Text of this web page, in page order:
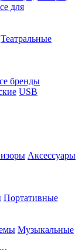
для
Театральные
бренды
USB
Аксессуары
Портативные
Музыкальные